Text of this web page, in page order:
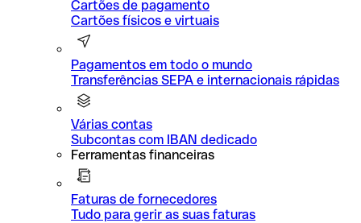
Cartões de pagamento
Cartões físicos e virtuais
Pagamentos em todo o mundo
Transferências SEPA e internacionais rápidas
Várias contas
Subcontas com IBAN dedicado
Ferramentas financeiras
Faturas de fornecedores
Tudo para gerir as suas faturas